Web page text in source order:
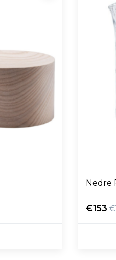
Nedre
€153